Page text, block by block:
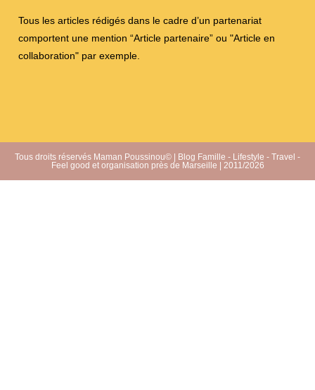
Tous les articles rédigés dans le cadre d’un partenariat
comportent une mention “Article partenaire” ou "Article en
collaboration" par exemple.
Tous droits réservés Maman Poussinou© | Blog Famille - Lifestyle - Travel -
Feel good et organisation près de Marseille | 2011/2026